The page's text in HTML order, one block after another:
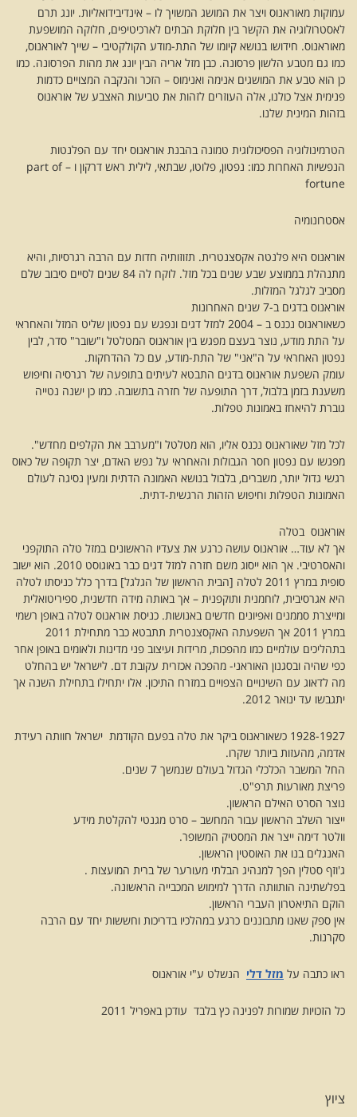
עמוקות מאוראנוס ויצר את המושג המשויך לו – אינדיבידואליות. יונג תרם
לאסטרולוגיה את הקשר בין חלוקת הבתים לארכיטיפים, חלוקה המושפעת
מאוראנוס. חידושו בנושא קיומו של התת-מודע הקולקטיבי – שייך לאוראנוס,
כמו גם מטבע הלשון פרסונה. כבן מזל אריה הבין יונג את מהות הפרסונה. כמו
כן הוא טבע את המושגים אנימה ואנימוס – הזכר והנקבה המצויים כדמות
פנימית אצל כולנו, אלה העוזרים לזהות את טביעות האצבע של אוראנוס
בזהות המינית שלנו.
הטרמינולוגיה הפסיכולוגית טמונה בהבנת אוראנוס יחד עם הפלנטות
הנפשיות האחרות כמו: נפטון, פלוטו, שבתאי, לילית ראש דרקון ו – part of
fortune
אסטרונומיה
אוראנוס היא פלנטה אקסצנטרית. תזוזותיה חדות עם הרבה רגרסיות, והיא
מתנהלת בממוצע שבע שנים בכל מזל. לוקח לה 84 שנים לסיים סיבוב שלם
מסביב לגלגל המזלות.
אוראנוס בדגים ב-7 שנים האחרונות
כשאוראנוס נכנס ב – 2004 למזל דגים ונפגש עם נפטון שליט המזל והאחראי
על התת מודע, נוצר בעצם מפגש בין אוראנוס המטלטל ו"שובר" סדר, לבין
נפטון האחראי על ה"אני" של התת-מודע, עם כל ההדחקות.
עומק השפעת אוראנוס בדגים התבטא לעיתים בתופעה של רגרסיה וחיפוש
משענת בזמן בלבול, דרך התופעה של חזרה בתשובה. כמו כן ישנה נטייה
גוברת להיאחז באמונות טפלות.
לכל מזל שאוראנוס נכנס אליו, הוא מטלטל ו"מערבב את הקלפים מחדש".
מפגשו עם נפטון חסר הגבולות והאחראי על נפש האדם, יצר תקופה של כאוס
רגשי גדול יותר, משברים, בלבול בנושא האמונה הדתית ומעין נסיגה לעולם
האמונות הטפלות וחיפוש הזהות הרגשית-דתית.
אוראנוס בטלה
אך לא עוד… אוראנוס עושה כרגע את צעדיו הראשונים במזל טלה התוקפני
והאסרטיבי. אך הוא ייסוג משם חזרה למזל דגים כבר באוגוסט 2010. הוא ישוב
סופית במרץ 2011 לטלה [הבית הראשון של הגלגל] בדרך כלל כניסתו לטלה
היא אגרסיבית, לוחמנית ותוקפנית – אך באותה מידה חדשנית, ספיריטואלית
ומייצרת סממנים ואפיונים חדשים באנושות. כניסת אוראנוס לטלה באופן רשמי
במרץ 2011 אך השפעתה האקסצנטרית תתבטא כבר מתחילת 2011
בתהליכים עולמיים כמו מהפכות, מרידות ועיצוב פני מדינות ולאומים באופן אחר
כפי שהיה ובסגנון האוראני- מהפכה אכזרית עקובת דם. לישראל יש בהחלט
מה לדאוג עם השינויים הצפויים במזרח התיכון. אלו יתחילו בתחילת השנה אך
יתגבשו עד ינואר 2012.
1928-1927 כשאוראנוס ביקר את טלה בפעם הקודמת ישראל חוותה רעידת
אדמה, מהעזות ביותר שקרו.
החל המשבר הכלכלי הגדול בעולם שנמשך 7 שנים.
פריצת מאורעות תרפ"ט.
נוצר הסרט האילם הראשון.
ייצור השלב הראשון עבור המחשב – סרט מגנטי להקלטת מידע
וולטר דימה ייצר את המסטיק המשופר.
האנגלים בנו את האוסטין הראשון.
ג'וזף סטלין הפך למנהיג הבלתי מעורער של ברית המועצות .
בפלשתינה הותוותה הדרך למימוש המכבייה הראשונה.
הוקם התיאטרון העברי הראשון.
אין ספק שאנו מתבוננים כרגע במהלכיו בדריכות וחששות יחד עם הרבה
סקרנות.
ראו כתבה על מזל דלי הנשלט ע"י אוראנוס
כל הזכויות שמורות לפנינה כץ בלבד עודכן באפריל 2011
ציוץ